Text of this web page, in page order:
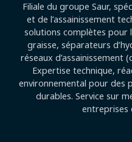
Filiale du groupe Saur,
et de l’assainissement
solutions complètes pour
graisse, séparateurs
réseaux d’assainissement
Expertise technique,
environnemental pour des
durables. Service sur
entreprises